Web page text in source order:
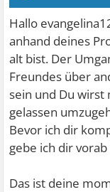
Hallo
anhand deines
alt bist. Der
Freundes über
sein und Du
gelassen
Bevor ich dir
gebe ich dir
Das ist deine